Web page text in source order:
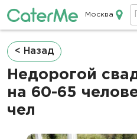
Москва
Строка
навигации
< Назад
Недорогой
на 60-65
чел